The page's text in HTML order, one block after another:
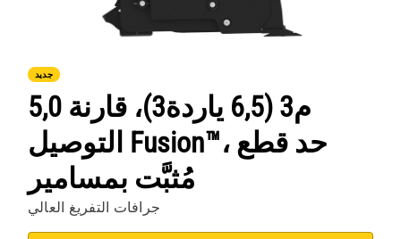
جديد
5,0 م3 (6,5 ياردة3)، قارنة
التوصيل Fusion™‎، حد قطع
مُثبَّت بمسامير
جرافات التفريغ العالي